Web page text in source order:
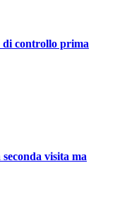
di controllo prima
visita ma